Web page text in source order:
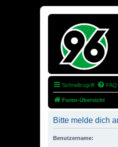
Schnellzugriff FAQ
Foren-Übersicht
Bitte melde dich
Benutzername: